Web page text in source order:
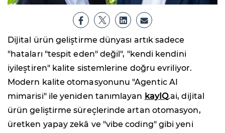
Dijital ürün geliştirme dünyası artık sadece
"hataları "tespit eden" değil", "kendi kendini
iyileştiren" kalite sistemlerine doğru evriliyor.
Modern kalite otomasyonunu "Agentic AI
mimarisi" ile yeniden tanımlayan kayIQ.ai, dijital
ürün geliştirme süreçlerinde artan otomasyon,
üretken yapay zekâ ve "vibe coding" gibi yeni